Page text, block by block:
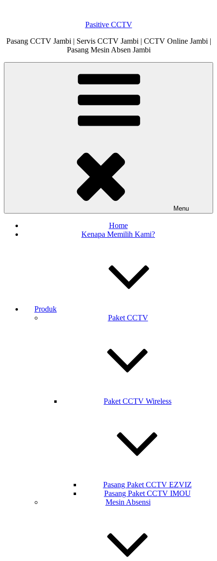
Pasitive CCTV
Pasang CCTV Jambi | Servis CCTV Jambi | CCTV Online Jambi |
Pasang Mesin Absen Jambi
Menu
Home
Kenapa Memilih Kami?
Produk
Paket CCTV
Paket CCTV Wireless
Pasang Paket CCTV EZVIZ
Pasang Paket CCTV IMOU
Mesin Absensi